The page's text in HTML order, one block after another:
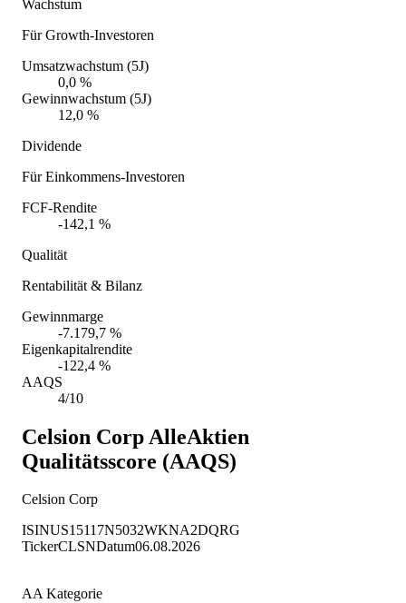
Wachstum
Für Growth-Investoren
Umsatzwachstum (5J)
0,0 %
Gewinnwachstum (5J)
12,0 %
Dividende
Für Einkommens-Investoren
FCF-Rendite
-142,1 %
Qualität
Rentabilität & Bilanz
Gewinnmarge
-7.179,7 %
Eigenkapitalrendite
-122,4 %
AAQS
4/10
Celsion Corp AlleAktien
Qualitätsscore (AAQS)
Celsion Corp
ISINUS15117N5032WKNA2DQRG
TickerCLSNDatum06.08.2026
AA Kategorie